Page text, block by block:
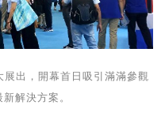
出，開幕首日吸引滿滿參觀
解決方案。